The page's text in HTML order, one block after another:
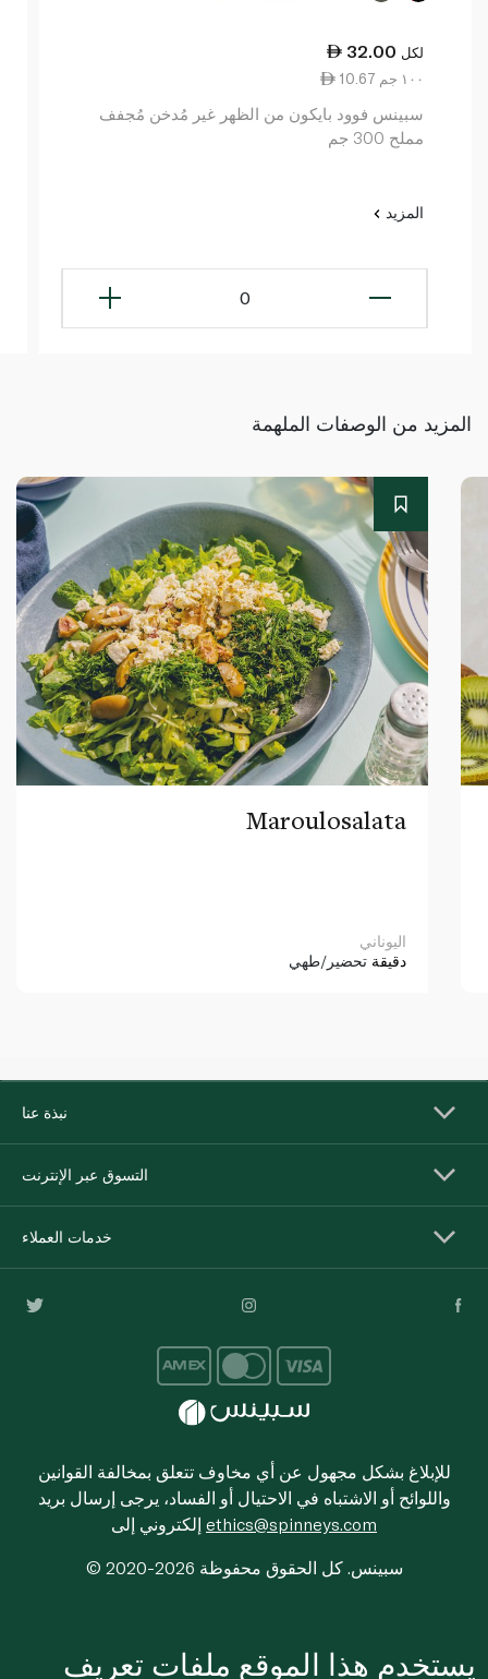
32.00 لكل
10.67 ١٠٠ جم
سبينس فوود بايكون من الظهر غير مُدخن مُجفف
مملح 300 جم
المزيد
0
المزيد من الوصفات الملهمة
Maroulosalata
اليوناني
دقيقة تحضير/طهي
نبذة عنا
التسوق عبر الإنترنت
خدمات العملاء
للإبلاغ بشكل مجهول عن أي مخاوف تتعلق بمخالفة القوانين
واللوائح أو الاشتباه في الاحتيال أو الفساد، يرجى إرسال بريد
ethics@spinneys.com
© 2020-2026 سبينس. كل الحقوق محفوظة
يستخدم هذا الموقع ملفات تعريف